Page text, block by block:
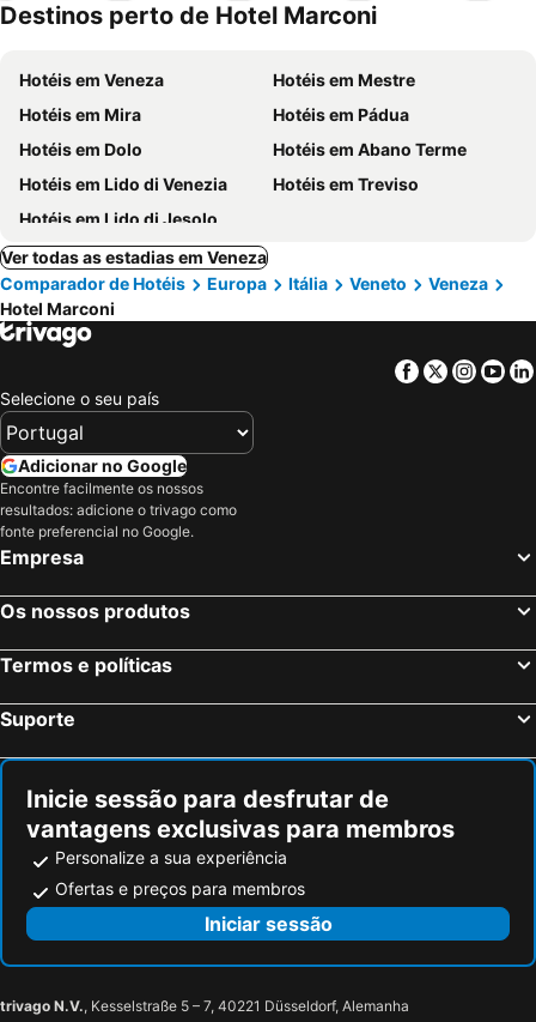
Destinos perto de Hotel Marconi
Hotéis em Veneza
Hotéis em Mestre
Hotéis em Mira
Hotéis em Pádua
Hotéis em Dolo
Hotéis em Abano Terme
Hotéis em Lido di Venezia
Hotéis em Treviso
Hotéis em Lido di Jesolo
Ver todas as estadias em Veneza
Comparador de Hotéis
Europa Itália Veneto
Veneza
Hotel Marconi
Facebook
Twitter
Selecione o seu país
Adicionar no Google
Encontre facilmente os nossos
resultados: adicione o trivago como
fonte preferencial no Google.
Empresa
Os nossos produtos
Termos e políticas
Suporte
Inicie sessão para desfrutar de
vantagens exclusivas para membros
Personalize a sua experiência
Ofertas e preços para membros
Iniciar sessão
trivago N.V., Kesselstraße 5 – 7, 40221 Düsseldorf, Alemanha